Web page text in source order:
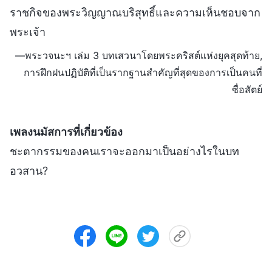
ราชกิจของพระวิญญาณบริสุทธิ์และความเห็นชอบจาก
พระเจ้า
—พระวจนะฯ เล่ม 3 บทเสวนาโดยพระคริสต์แห่งยุคสุดท้าย,
การฝึกฝนปฏิบัติที่เป็นรากฐานสำคัญที่สุดของการเป็นคนที่
ซื่อสัตย์
เพลงนมัสการที่เกี่ยวข้อง
ชะตากรรมของคนเราจะออกมาเป็นอย่างไรในบท
อวสาน?